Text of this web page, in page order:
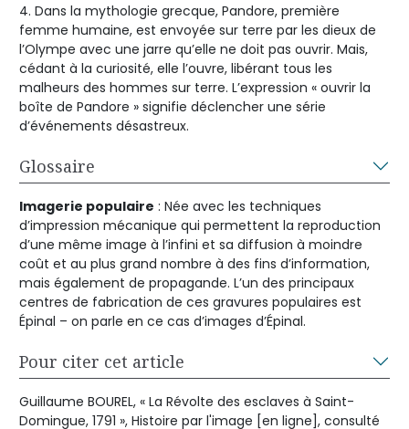
4. Dans la mythologie grecque, Pandore, première
femme humaine, est envoyée sur terre par les dieux de
l’Olympe avec une jarre qu’elle ne doit pas ouvrir. Mais,
cédant à la curiosité, elle l’ouvre, libérant tous les
malheurs des hommes sur terre. L’expression « ouvrir la
boîte de Pandore » signifie déclencher une série
d’événements désastreux.
Glossaire
Imagerie populaire : Née avec les techniques
d’impression mécanique qui permettent la reproduction
d’une même image à l’infini et sa diffusion à moindre
coût et au plus grand nombre à des fins d’information,
mais également de propagande. L’un des principaux
centres de fabrication de ces gravures populaires est
Épinal – on parle en ce cas d’images d’Épinal.
Pour citer cet article
Guillaume BOUREL, « La Révolte des esclaves à Saint-
Domingue, 1791 », Histoire par l'image [en ligne], consulté